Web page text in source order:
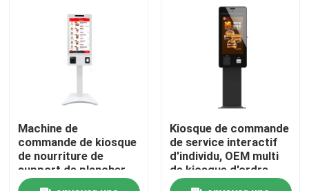
Produits
Vidéos
Machine de
commande de kiosque
de nourriture de
support de plancher
15,6 pouces pour le
Kiosque de commande
de service interactif
d'individu, OEM multi
de kiosque d'ordre
d'aliments de